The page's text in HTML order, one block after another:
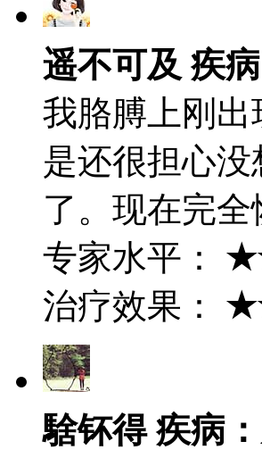
遥不可及 疾
我胳膊上刚
是还很担心
了。现在完
专家水平：
治疗效果：
騇钚得 疾病